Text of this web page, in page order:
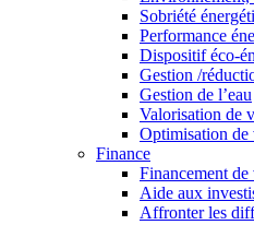
Sobriété
Performance
Dispositif éco-
Gestion /
Gestion de l’eau
Valorisation de
Optimisation de
Finance
Financement
Aide aux
Affronter les